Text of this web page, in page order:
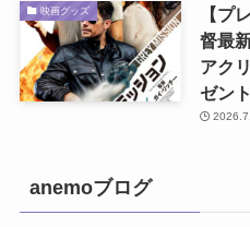
映画グッズ
【プ
督最
アク
ゼン
anemoブログ